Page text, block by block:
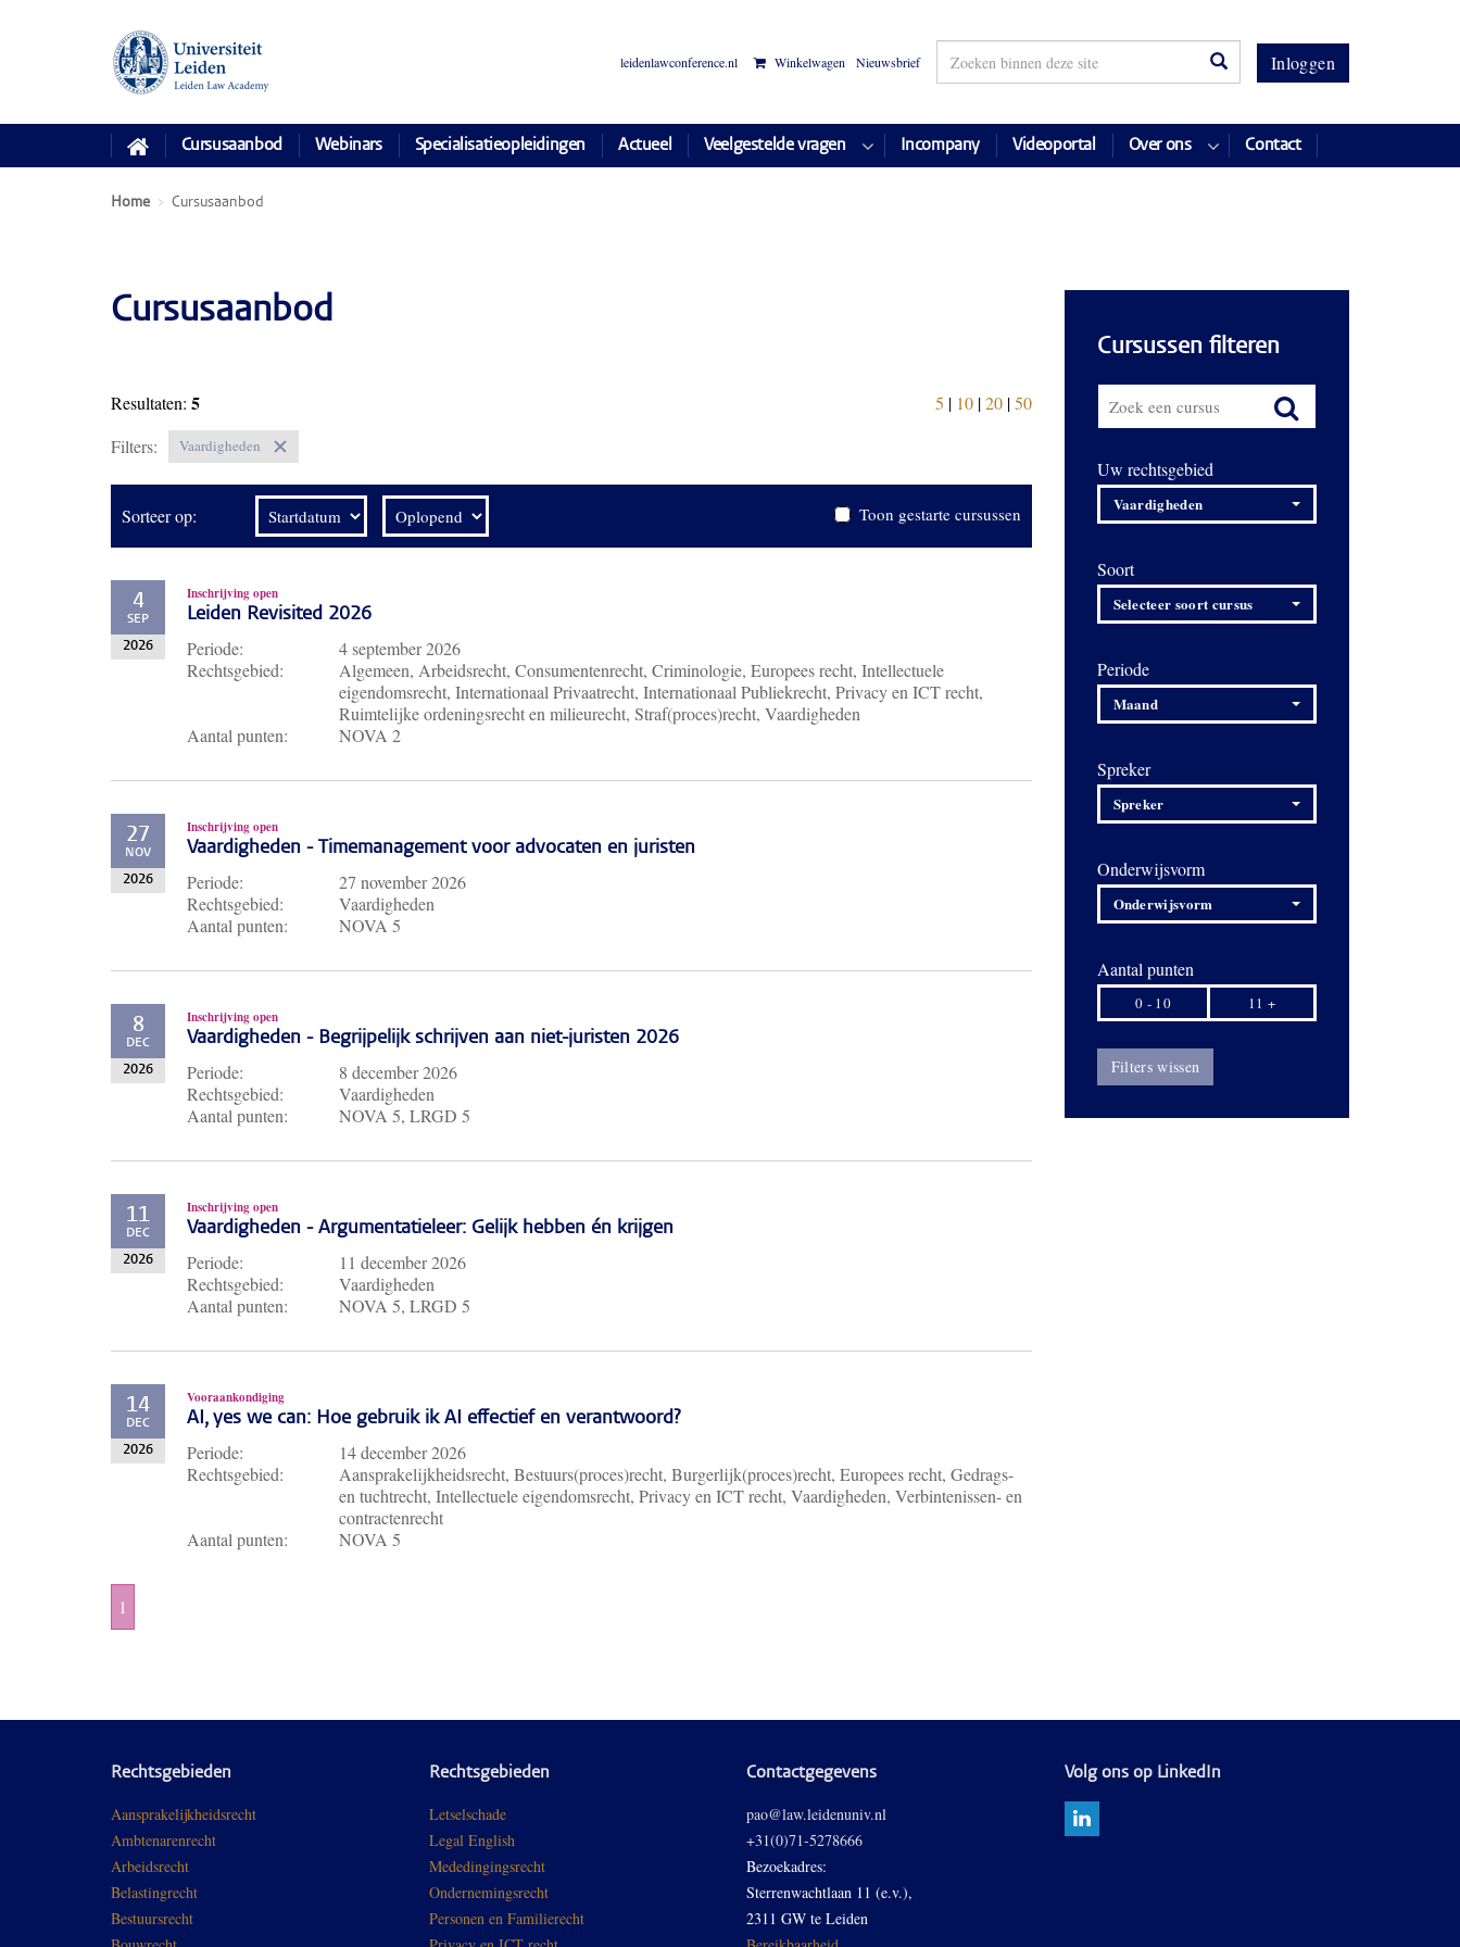
Inloggen
leidenlawconference.nl Winkelwagen Nieuwsbrief
Cursusaanbod Webinars Specialisatieopleidingen Actueel Veelgestelde vragen Incompany Videoportal Over ons Contact
Home Cursusaanbod
Cursusaanbod
Resultaten: 5 5 | 10|20|50
Filters:
Vaardigheden
Sorteer op: Toon gestarte cursussen
4
SEP
2026
Inschrijving open
Leiden Revisited 2026
Periode:
4 september 2026
Rechtsgebied:
Algemeen, Arbeidsrecht, Consumentenrecht, Criminologie, Europees recht, Intellectuele
eigendomsrecht, Internationaal Privaatrecht, Internationaal Publiekrecht, Privacy en ICT recht,
Ruimtelijke ordeningsrecht en milieurecht, Straf(proces)recht, Vaardigheden
Aantal punten:
NOVA 2
27
NOV
2026
Inschrijving open
Vaardigheden - Timemanagement voor advocaten en juristen
Periode:
27 november 2026
Rechtsgebied:
Vaardigheden
Aantal punten:
NOVA 5
8
DEC
2026
Inschrijving open
Vaardigheden - Begrijpelijk schrijven aan niet-juristen 2026
Periode:
8 december 2026
Rechtsgebied:
Vaardigheden
Aantal punten:
NOVA 5, LRGD 5
11
DEC
2026
Inschrijving open
Vaardigheden - Argumentatieleer: Gelijk hebben én krijgen
Periode:
11 december 2026
Rechtsgebied:
Vaardigheden
Aantal punten:
NOVA 5, LRGD 5
14
DEC
2026
Vooraankondiging
AI, yes we can: Hoe gebruik ik AI effectief en verantwoord?
Periode:
14 december 2026
Rechtsgebied:
Aansprakelijkheidsrecht, Bestuurs(proces)recht, Burgerlijk(proces)recht, Europees recht, Gedrags-
en tuchtrecht, Intellectuele eigendomsrecht, Privacy en ICT recht, Vaardigheden, Verbintenissen- en
contractenrecht
Aantal punten:
NOVA 5
1
Cursussen filteren
Uw rechtsgebied
Vaardigheden
Soort
Selecteer soort cursus
Periode
Maand
Spreker
Spreker
Onderwijsvorm
Onderwijsvorm
Aantal punten
0 - 10 11 +
Filters wissen
Rechtsgebieden
Aansprakelijkheidsrecht
Ambtenarenrecht
Arbeidsrecht
Belastingrecht
Bestuursrecht
Rechtsgebieden
Letselschade
Legal English
Mededingingsrecht
Ondernemingsrecht
Personen en Familierecht
Contactgegevens
pao@law.leidenuniv.nl
+31(0)71-5278666
Bezoekadres:
Sterrenwachtlaan 11 (e.v.),
2311 GW te Leiden
Volg ons op LinkedIn